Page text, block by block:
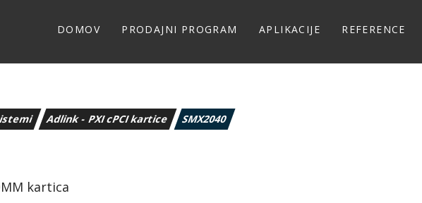
DOMOV PRODAJNI PROGRAM APLIKACIJE REFERENCE
Adlink - PXI cPCI kartice SMX2040
kartica